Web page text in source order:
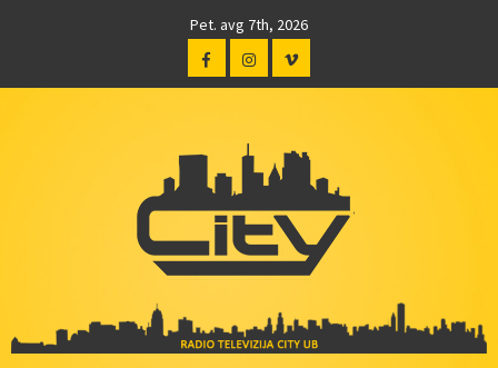
Pet. avg 7th, 2026